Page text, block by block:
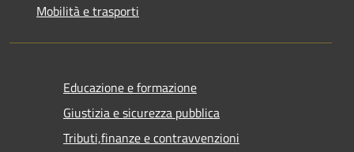
Mobilità e trasporti
Educazione e formazione
Giustizia e sicurezza pubblica
Tributi,finanze e contravvenzioni